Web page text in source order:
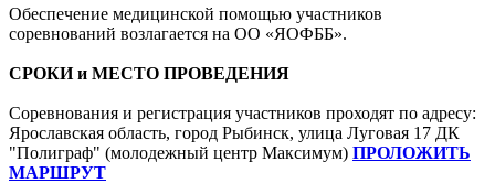
Обеспечение медицинской помощью участников
соревнований возлагается на ОО «ЯОФББ».
СРОКИ и МЕСТО ПРОВЕДЕНИЯ
Соревнования и регистрация участников проходят по адресу:
Ярославская область, город Рыбинск, улица Луговая 17 ДК
"Полиграф" (молодежный центр Максимум) ПРОЛОЖИТЬ
МАРШРУТ